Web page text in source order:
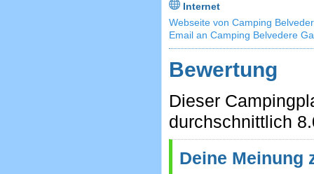
Internet
Webseite von Camping
Email an Camping Belvedere
Bewertung
Dieser
durchschnittlich
Deine Meinung